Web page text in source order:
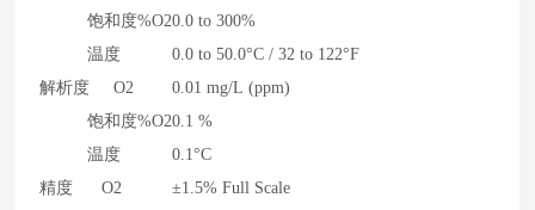
饱和度%O2
温度
0.0 to 300%
0.0 to 50.0°C / 32 to 122°F
解析度 O2
饱和度%O2
温度
0.01 mg/L (ppm)
0.1 %
0.1°C
精度 O2
±1.5% Full Scale